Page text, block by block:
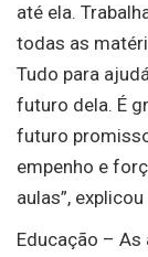
até ela.
todas as
Tudo para
futuro dela. É
futuro
empenho e
aulas”,
Educação –